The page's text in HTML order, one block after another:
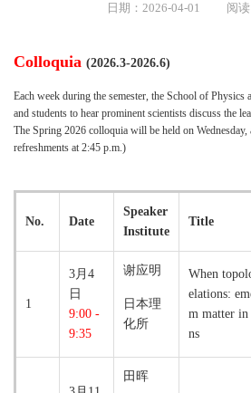
日期：2026-04-01 阅
Colloquia (2026.3-2026.6)
Each week during the semester, the School of
and students to hear prominent scientists discuss the
The Spring 2026 colloquia will be held on
refreshments at 2:45 p.m.)
No. Date
Speaker
Institute
Title
1
3月4
日
9:00 -
9:35
谢应明
日本理
化所
When
elations:
m matter
ns
田晖